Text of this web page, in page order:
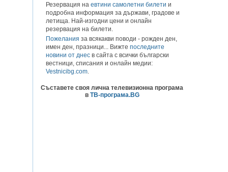
Резервация на евтини самолетни билети и
подробна информация за държави, градове и
летища. Най-изгодни цени и онлайн
резервация на билети.
Пожелания за всякакви поводи - рожден ден,
имен ден, празници... Вижте последните
новини от днес в сайта с всички български
вестници, списания и онлайн медии:
Vestnicibg.com.
Съставете своя лична телевизионна програма
в ТВ-програма.BG